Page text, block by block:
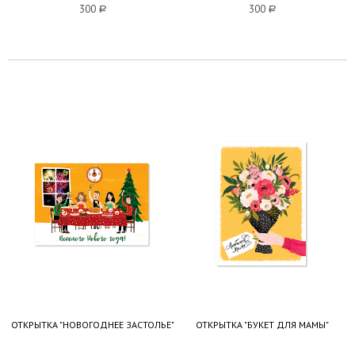
300 a 300 a
ОТКРЫТКА "НОВОГОДНЕЕ ЗАСТОЛЬЕ" ОТКРЫТКА "БУКЕТ ДЛЯ МАМЫ"